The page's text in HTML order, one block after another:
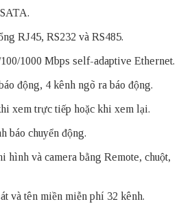
RJ45, RS232 và RS485.
1000 Mbps self-adaptive Ethernet.
động, 4 kênh ngõ ra báo động.
trực tiếp hoặc khi xem lại.
chuyển động.
và camera bằng Remote, chuột,
tên miền miễn phí 32 kênh.